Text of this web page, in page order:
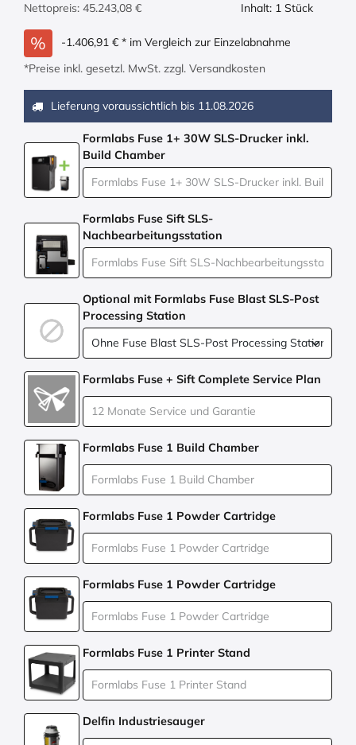
Nettopreis: 45.243,08 € Inhalt: 1 Stück
- 1.406,91 € * im Vergleich zur Einzelabnahme
*Preise inkl. gesetzl. MwSt. zzgl. Versandkosten
Lieferung voraussichtlich bis 11.08.2026
Formlabs Fuse 1+ 30W SLS-Drucker inkl.
Build Chamber
Formlabs Fuse Sift SLS-
Nachbearbeitungsstation
Optional mit Formlabs Fuse Blast SLS-Post
Processing Station
Formlabs Fuse + Sift Complete Service Plan
Formlabs Fuse 1 Build Chamber
Formlabs Fuse 1 Powder Cartridge
Formlabs Fuse 1 Powder Cartridge
Formlabs Fuse 1 Printer Stand
Delfin Industriesauger